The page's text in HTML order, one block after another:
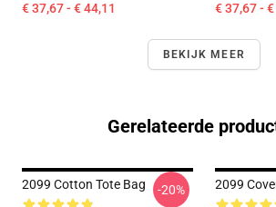
€ 37,67 - € 44,11 € 37,67 - €
BEKIJK MEER
Gerelateerde
2099 Cotton Tote Bag -20% 2099